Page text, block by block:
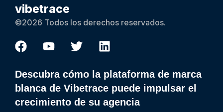
vibetrace
©2026 Todos los derechos reservados.
Descubra cómo la plataforma de marca
blanca de Vibetrace puede impulsar el
crecimiento de su agencia